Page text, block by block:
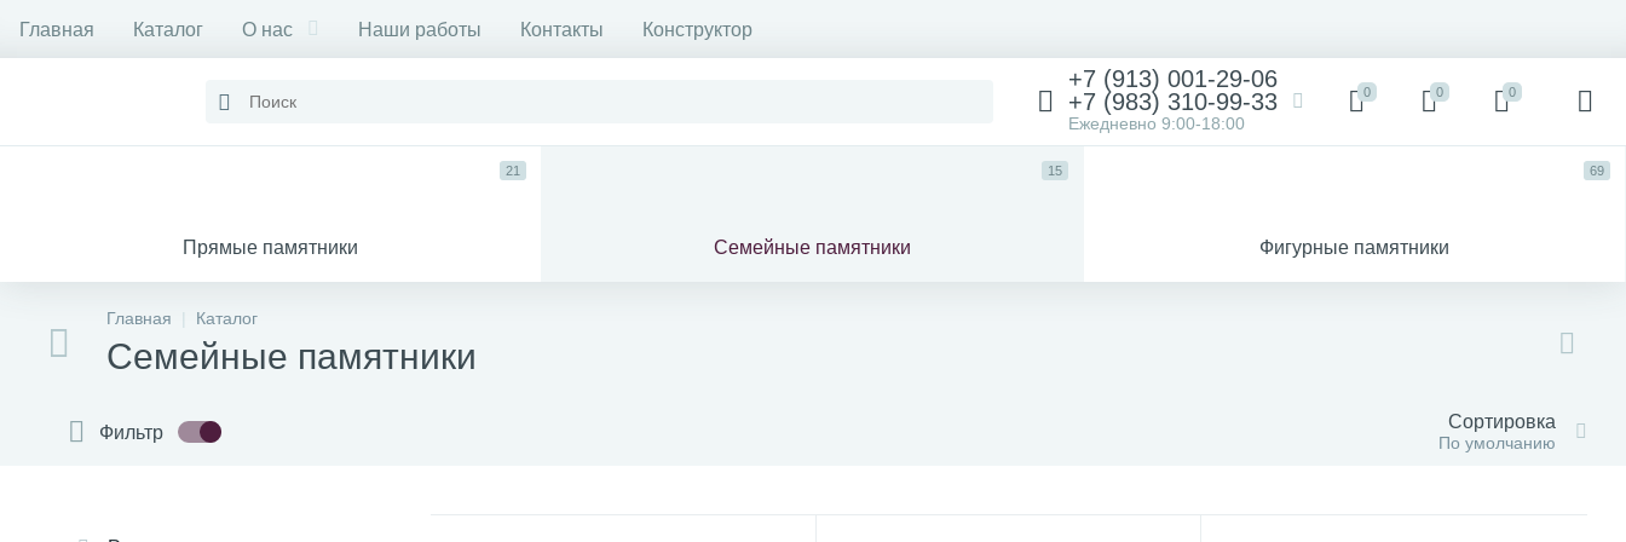
Главная Каталог О нас Наши работы Контакты Конструктор
+7 (913) 001-29-06
+7 (983) 310-99-33
Ежедневно 9:00-18:00
0 0 0
Прямые памятники
21
Семейные памятники
15
Фигурные памятники
69
Главная Каталог
Семейные памятники
Фильтр Сортировка
По умолчанию